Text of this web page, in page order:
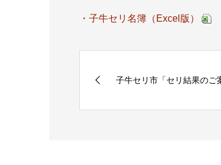
・子牛セリ名簿（Excel版）
子牛セリ市「セリ結果のご